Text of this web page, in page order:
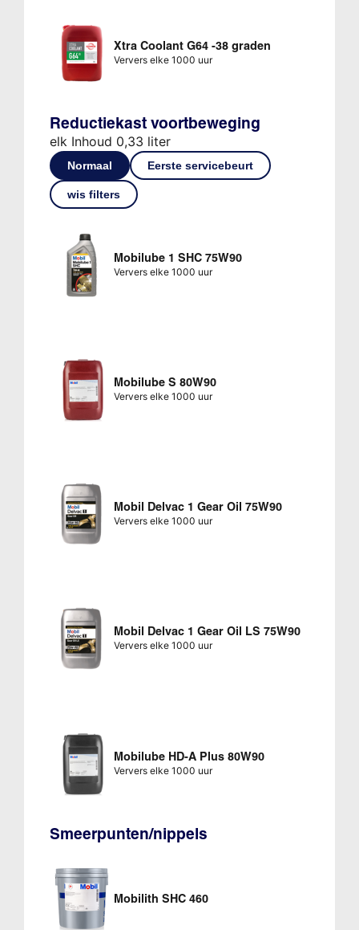
Xtra Coolant G64 -38 graden
Ververs elke 1000 uur
Reductiekast voortbeweging
elk Inhoud 0,33 liter
Normaal Eerste servicebeurt
wis filters
Mobilube 1 SHC 75W90
Ververs elke 1000 uur
Mobilube S 80W90
Ververs elke 1000 uur
Mobil Delvac 1 Gear Oil 75W90
Ververs elke 1000 uur
Mobil Delvac 1 Gear Oil LS 75W90
Ververs elke 1000 uur
Mobilube HD-A Plus 80W90
Ververs elke 1000 uur
Smeerpunten/nippels
Mobilith SHC 460